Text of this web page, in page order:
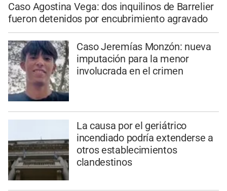
Caso Agostina Vega: dos inquilinos de Barrelier
fueron detenidos por encubrimiento agravado
Caso Jeremías Monzón: nueva
imputación para la menor
involucrada en el crimen
La causa por el geriátrico
incendiado podría extenderse a
otros establecimientos
clandestinos